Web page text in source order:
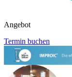
Angebot
Termin buchen